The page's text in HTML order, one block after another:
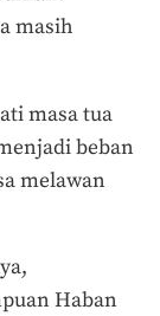
masih
masa tua
beban
melawan
Haban